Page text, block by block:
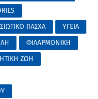
ΠΑΣΧΑ
ΥΓΕΙΑ
ΦΙΛΑΡΜΟΝΙΚΗ
ΖΩΗ